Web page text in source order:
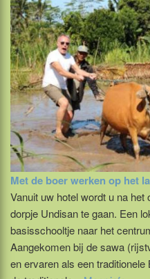
Met de boer werken op het
Vanuit uw hotel wordt u na
dorpje Undisan te gaan. Een
basisschooltje naar het
Aangekomen bij de sawa
en ervaren als een